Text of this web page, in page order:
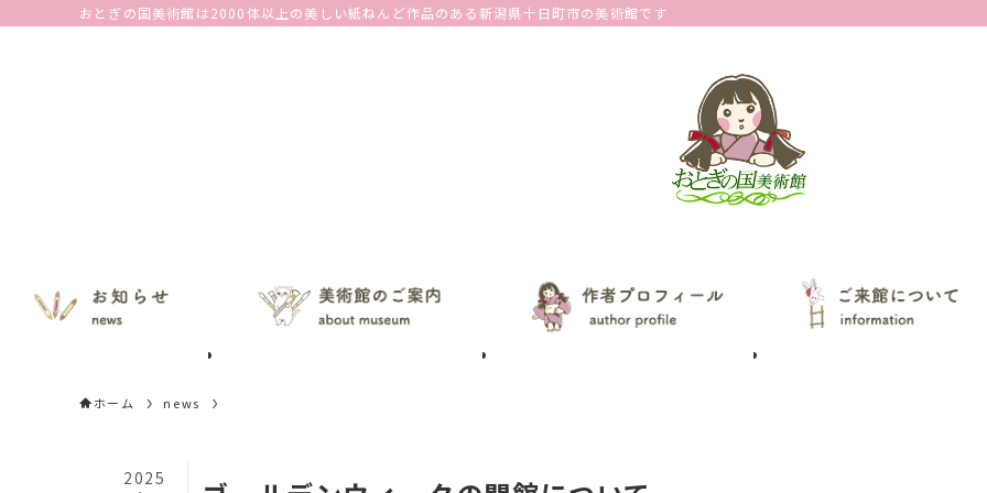
おとぎの国美術館は2000体以上の美しい紙ねんど作品のある新潟県十日町市の美術館です
ホーム news
2025